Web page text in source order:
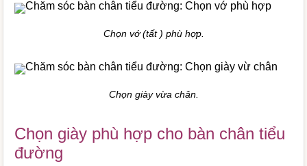
Chọn vớ (tất ) phù hợp.
Chọn giày vừa chân.
Chọn giày phù hợp cho bàn chân tiểu
đường